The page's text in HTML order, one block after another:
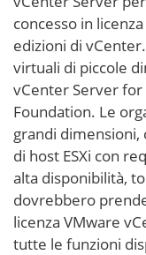
concesso in
edizioni di
virtuali di piccole
vCenter Server for
Foundation. Le
grandi
di host ESXi con
alta disponibilità,
dovrebbero
licenza VMware
tutte le funzioni